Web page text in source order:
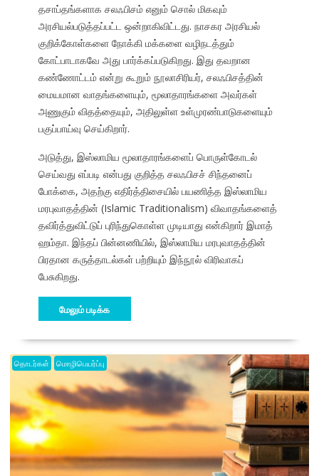
தசாப்தங்களாக சலஃபிசம் எனும் சொல் மிகவும்
அரசியல்படுத்தப்பட்ட ஒன்றாகிவிட்டது. நாசகர அரசியல்
குறிக்கோள்களை நோக்கி மக்களை வழிநடத்தும்
கோட்பாடாகவே அது பார்க்கப்படுகிறது. இது தவறான
கண்ணோட்டம் என்று கூறும் நூலாசிரியர், சலஃபிசத்தின்
மையமான வாதங்களையும், மூலாதாரங்களை அவர்கள்
அணுகும் விதத்தையும், அதிலுள்ள உள்முரண்பாடுகளையும்
பகுப்பாய்வு செய்கிறார்.
அடுத்து, இஸ்லாமிய மூலாதாரங்களைப் பொருள்கோடல்
செய்வது எப்படி என்பது குறித்த சலஃபிசச் சிந்தனைப்
போக்கை, அதற்கு எதிர்த்திசையில் பயணித்த இஸ்லாமிய
மரபுவாதத்தின் (Islamic Traditionalism) விவாதங்களைத்
தவிர்த்துவிட்டுப் புரிந்துகொள்ள முடியாது என்கிறார் இமாத்
ஹம்தா. இந்தப் பின்னணியில், இஸ்லாமிய மரபுவாதத்தின்
பிரதான கருத்தாடல்கள் பற்றியும் இந்நூல் விரிவாகப்
பேசுகிறது.
மேலும் படிக்க
தொடர்கள் மொழிபெயர்ப்பு